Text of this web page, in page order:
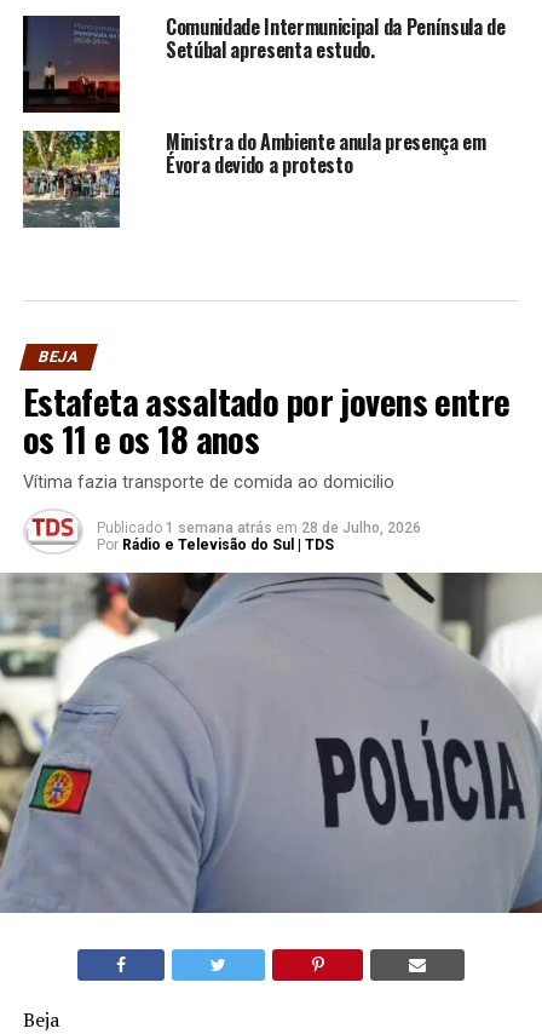
Comunidade Intermunicipal da Península de
Setúbal apresenta estudo.
Ministra do Ambiente anula presença em
Évora devido a protesto
BEJA
Estafeta assaltado por jovens entre
os 11 e os 18 anos
Vítima fazia transporte de comida ao domicilio
Publicado 1 semana atrás em 28 de Julho, 2026
Por Rádio e Televisão do Sul | TDS
Beja